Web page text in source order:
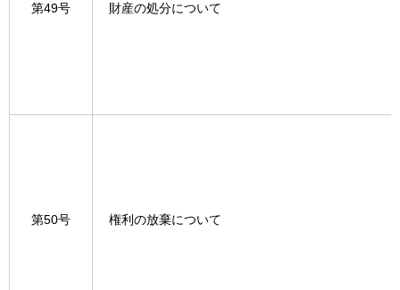
第49号 財産の処分について
第50号 権利の放棄について